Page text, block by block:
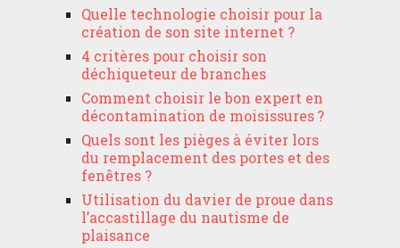
Quelle technologie choisir pour la
création de son site internet ?
4 critères pour choisir son
déchiqueteur de branches
Comment choisir le bon expert en
décontamination de moisissures ?
Quels sont les pièges à éviter lors
du remplacement des portes et des
fenêtres ?
Utilisation du davier de proue dans
l’accastillage du nautisme de
plaisance